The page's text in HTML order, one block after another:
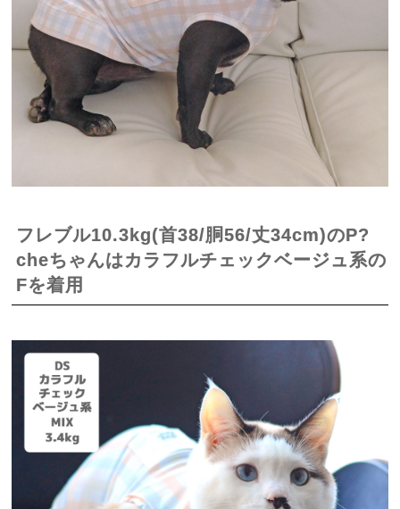
フレブル10.3kg(首38/胴56/丈34cm)のP?
cheちゃんはカラフルチェックベージュ系の
Fを着用